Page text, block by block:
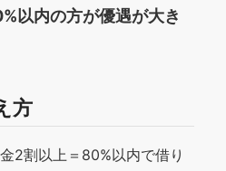
以内の方が優遇が大き
方
金2割以上＝80%以内で借り